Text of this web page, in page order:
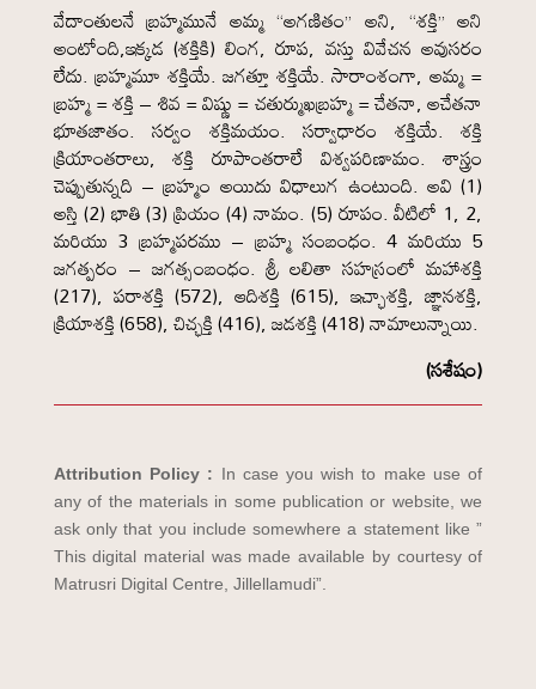
వేదాంతులనే బ్రహ్మమునే అమ్మ “అగణితం” అని, “శక్తి” అని
అంటోంది,ఇక్కడ (శక్తికి) లింగ, రూప, వస్తు వివేచన అవుసరం
లేదు. బ్రహ్మమూ శక్తియే. జగత్తూ శక్తియే. సారాంశంగా, అమ్మ =
బ్రహ్మ = శక్తి – శివ = విష్ణు = చతుర్ముఖబ్రహ్మ = చేతనా, అచేతనా
భూతజాతం. సర్వం శక్తిమయం. సర్వాధారం శక్తియే. శక్తి
క్రియాంతరాలు, శక్తి రూపాంతరాలే విశ్వపరిణామం. శాస్త్రం
చెప్పుతున్నది – బ్రహ్మం అయిదు విధాలుగ ఉంటుంది. అవి (1)
అస్తి (2) భాతి (3) ప్రియం (4) నామం. (5) రూపం. వీటిలో 1, 2,
మరియు 3 బ్రహ్మపరము – బ్రహ్మ సంబంధం. 4 మరియు 5
జగత్పరం – జగత్సంబంధం. శ్రీ లలితా సహస్రంలో మహాశక్తి
(217), పరాశక్తి (572), ఆదిశక్తి (615), ఇచ్ఛాశక్తి, జ్ఞానశక్తి,
క్రియాశక్తి (658), చిచ్ఛక్తి (416), జడశక్తి (418) నామాలున్నాయి.
(సశేషం)
Attribution Policy : In case you wish to make use of
any of the materials in some publication or website, we
ask only that you include somewhere a statement like ”
This digital material was made available by courtesy of
Matrusri Digital Centre, Jillellamudi”.